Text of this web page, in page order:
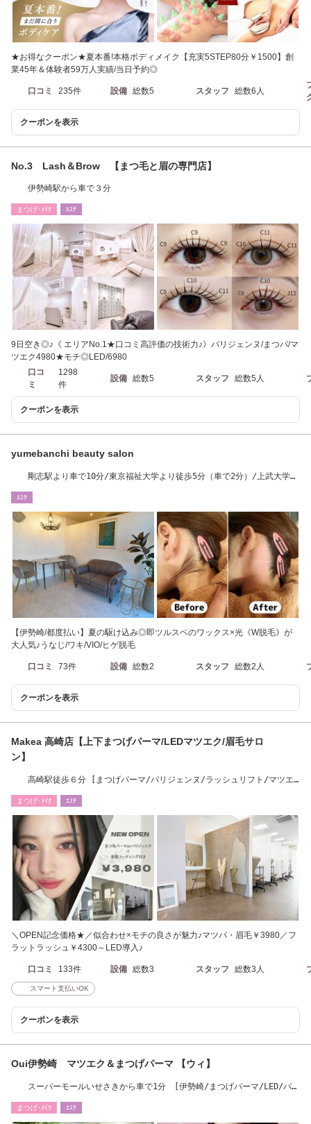
★お得なクーポン★夏本番!本格ボディメイク【充実5STEP80分￥1500】創
業45年＆体験者59万人実績/当日予約◎
口コミ 235件 設備 総数5 スタッフ 総数6人
クーポンを表示
No.3 Lash＆Brow 【まつ毛と眉の専門店】
伊勢崎駅から車で３分
まつげ･ﾒｲｸ ｴｽﾃ
9日空き◎♪《 エリアNo.1★口コミ高評価の技術力♪》パリジェンヌ/まつパ/マ
ツエク4980★モチ◎LED/6980
口コ
ミ
1298
件
設備 総数5 スタッフ 総数5人
クーポンを表示
yumebanchi beauty salon
剛志駅より車で10分/東京福祉大学より徒歩5分（車で2分）/上武大学よ
ｴｽﾃ
【伊勢崎/都度払い】夏の駆け込み◎即ツルスベのワックス×光《W脱毛》が
大人気♪うなじ/ワキ/VIO/ヒゲ脱毛
口コミ 73件 設備 総数2 スタッフ 総数2人
クーポンを表示
Makea 高崎店【上下まつげパーマ/LEDマツエク/眉毛サロ
ン】
高崎駅徒歩６分 [まつげパーマ/パリジェンヌ/ラッシュリフト/マツエ
まつげ･ﾒｲｸ ｴｽﾃ
＼OPEN記念価格★／似合わせ×モチの良さが魅力♪マツパ・眉毛￥3980／フ
ラットラッシュ￥4300～LED導入♪
口コミ 133件 設備 総数3 スタッフ 総数3人
スマート支払いOK
クーポンを表示
Oui伊勢崎 マツエク＆まつげパーマ 【ウィ】
スーパーモールいせさきから車で1分 [伊勢崎/まつげパーマ/LED/パリ
まつげ･ﾒｲｸ ｴｽﾃ